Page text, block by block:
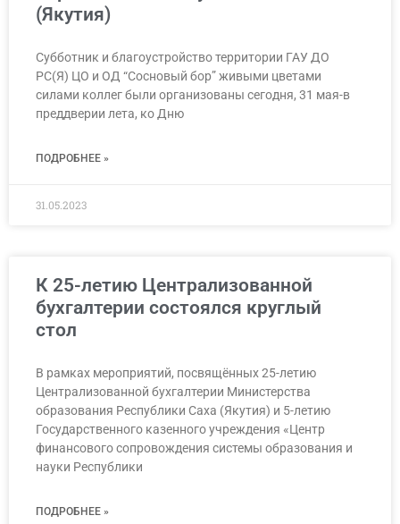
(Якутия)
Субботник и благоустройство территории ГАУ ДО
РС(Я) ЦО и ОД “Сосновый бор” живыми цветами
силами коллег были организованы сегодня, 31 мая-в
преддверии лета, ко Дню
ПОДРОБНЕЕ »
31.05.2023
К 25-летию Централизованной
бухгалтерии состоялся круглый
стол
В рамках мероприятий, посвящённых 25-летию
Централизованной бухгалтерии Министерства
образования Республики Саха (Якутия) и 5-летию
Государственного казенного учреждения «Центр
финансового сопровождения системы образования и
науки Республики
ПОДРОБНЕЕ »